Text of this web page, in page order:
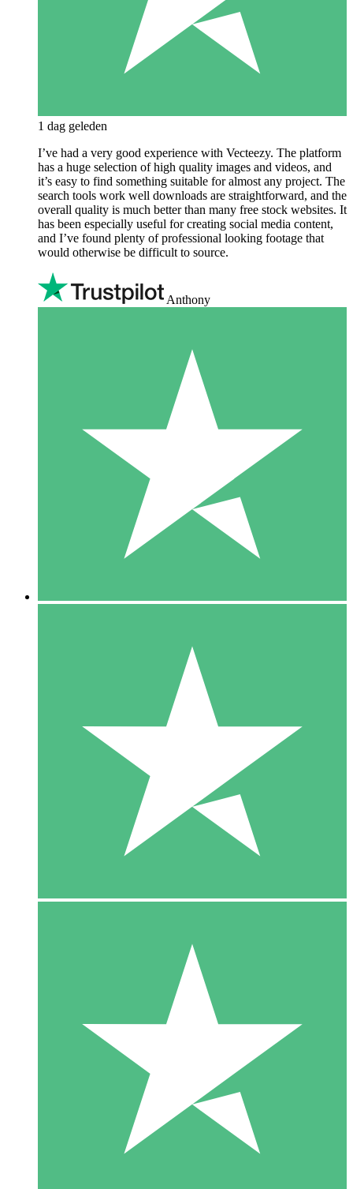
1 dag geleden
I’ve had a very good experience with Vecteezy. The platform
has a huge selection of high quality images and videos, and
it’s easy to find something suitable for almost any project. The
search tools work well downloads are straightforward, and the
overall quality is much better than many free stock websites. It
has been especially useful for creating social media content,
and I’ve found plenty of professional looking footage that
would otherwise be difficult to source.
Anthony